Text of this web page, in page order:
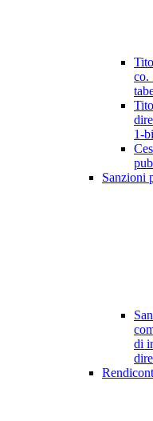
co.
1-
Sanzioni
di